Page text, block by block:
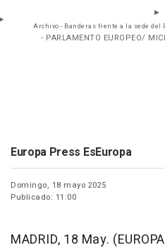
Archivo - Banderas frente a la sede del
- PARLAMENTO EUROPEO/
Europa Press EsEuropa
Domingo, 18 mayo 2025
Publicado: 11:00
MADRID, 18 May.